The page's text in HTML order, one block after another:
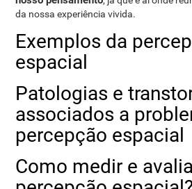
da nossa experiência vivida.
Exemplos da
espacial
Patologias e
associados a
percepção espacial
Como medir e